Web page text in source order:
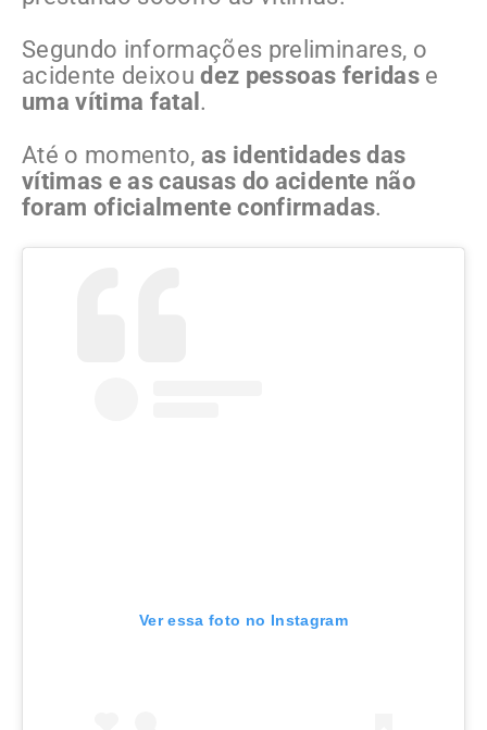
Segundo informações preliminares, o
acidente deixoudez pessoas feridase
uma vítima fatal .
Até o momento,as identidades das
vítimas e as causas do acidente não
foram oficialmente confirmadas.
Ver essa foto no Instagram